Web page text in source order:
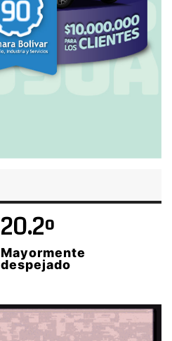
20.2º
Mayormente
despejado